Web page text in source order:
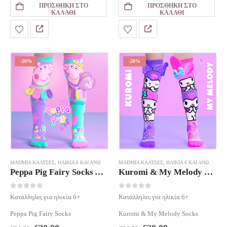
€24.90.είναι:
€20.00.
ΠΡΟΣΘΉΚΗ ΣΤΟ
ΚΑΛΆΘΙ
€24.90.είναι:
€20.00.
ΠΡΟΣΘΉΚΗ ΣΤΟ
ΚΑΛΆΘΙ
-20%
MADMIA ΚΆΛΤΣΕΣ, ΗΛΙΚΊΑ 6 ΚΑΙ ΆΝΩ
Peppa Pig Fairy Socks Age 6+
Κατάλληλες για ηλικία 6+
Peppa Pig Fairy Socks
-20%
MADMIA ΚΆΛΤΣΕΣ, ΗΛΙΚΊΑ 6 ΚΑΙ ΆΝΩ
Kuromi & My Melody Socks Age 6+
Κατάλληλες για ηλικία 6+
Kuromi & My Melody Socks